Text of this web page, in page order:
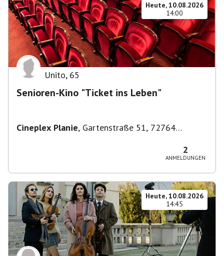
Heute, 10.08.2026
14:00
Unito, 65
Senioren-Kino "Ticket ins Leben"
Cineplex Planie, Gartenstraße 51, 72764
2
ANMELDUNGEN
Heute, 10.08.2026
14:45